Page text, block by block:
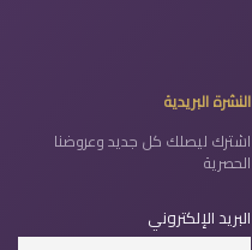
النشرة البريدية
اشترك ليصلك كل جديد وعروضنا
الحصرية
البريد الإلكتروني